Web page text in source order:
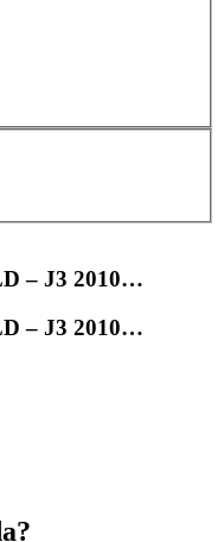
– J3 2010…
– J3 2010…